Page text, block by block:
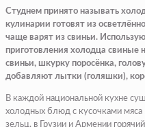
Студнем принято называть
кулинарии готовят из
чаще варят из свиньи.
приготовления холодца
свиньи, шкурку поросёнка,
добавляют лытки (голяшки),
В каждой национальной кухне
холодных блюд с кусочками мяса
зельц, в Грузии и Армении